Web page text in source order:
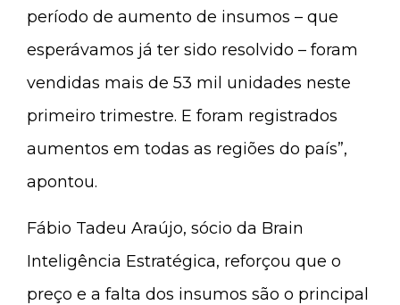
período de aumento de insumos – que
esperávamos já ter sido resolvido – foram
vendidas mais de 53 mil unidades neste
primeiro trimestre. E foram registrados
aumentos em todas as regiões do país”,
apontou.
Fábio Tadeu Araújo, sócio da Brain
Inteligência Estratégica, reforçou que o
preço e a falta dos insumos são o principal